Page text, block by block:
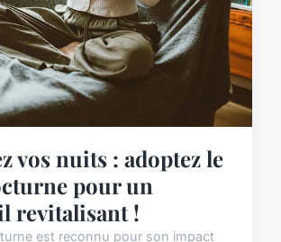
vos nuits : adoptez le
pour un
revitalisant !
est reconnu pour son impact